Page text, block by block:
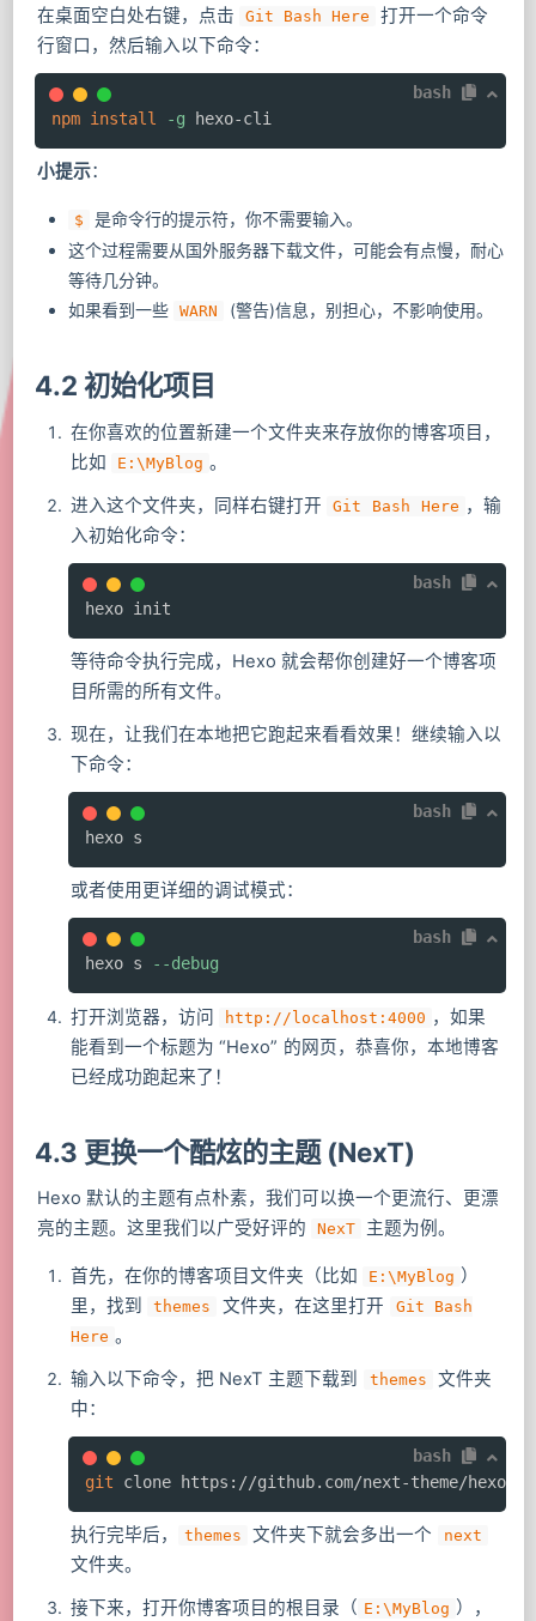
在桌面空白处右键，点击 Git Bash Here
打开一个命令
行窗口，然后输入以下命令：
bash
npm install -g hexo-cli
小提示：
$
是命令行的提示符，你不需要输入。
这个过程需要从国外服务器下载文件，可能会有点慢，耐心
等待几分钟。
如果看到一些
WARN (警告)信息，别担心，不影响使用。
4.2 初始化项目
在你喜欢的位置新建一个文件夹来存放你的博客项目，
比如
E:\MyBlog 。
进入这个文件夹，同样右键打开
Git Bash Here ，输
入初始化命令：
bash
hexo init
等待命令执行完成，Hexo 就会帮你创建好一个博客项
目所需的所有文件。
现在，让我们在本地把它跑起来看看效果！继续输入以
下命令：
bash
hexo s
或者使用更详细的调试模式：
bash
hexo s
--debug
打开浏览器，访问 http://localhost:4000 ，如果
能看到一个标题为 “Hexo” 的网页，恭喜你，本地博客
已经成功跑起来了！
4.3 更换一个酷炫的主题 (NexT)
Hexo 默认的主题有点朴素，我们可以换一个更流行、更漂
亮的主题。这里我们以广受好评的
NexT 主题为例。
首先，在你的博客项目文件夹（比如 E:\MyBlog ）
里，找到
themes 文件夹，在这里打开
Git Bash
Here 。
输入以下命令，把 NexT 主题下载到
themes
文件夹
中：
bash
git clone https://github.com/next-theme/hexo-
执行完毕后， themes 文件夹下就会多出一个 next
文件夹。
接下来，打开你博客项目的根目录（ E:\MyBlog ），